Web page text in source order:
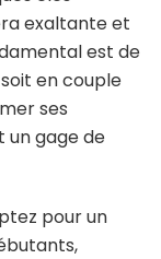
exaltante et
est de
en couple
ses
un gage de
pour un